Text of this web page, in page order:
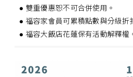
● 雙重優惠恕不可合併使用。
● 福容家會員可累積點數與分級折
● 福容大飯店花蓮保有活動解釋權